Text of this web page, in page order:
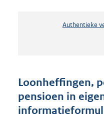
Authentieke
Loonheffingen,
pensioen in